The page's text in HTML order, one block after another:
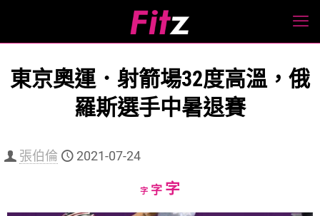
東京奧運．射箭場32度高溫，俄
羅斯選手中暑退賽
張伯倫 2021-07-24
字Decrease
字Reset
字Increase